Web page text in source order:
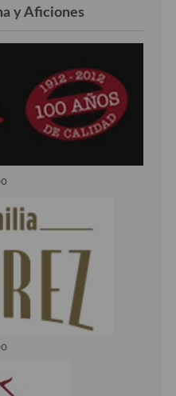
y Aficiones